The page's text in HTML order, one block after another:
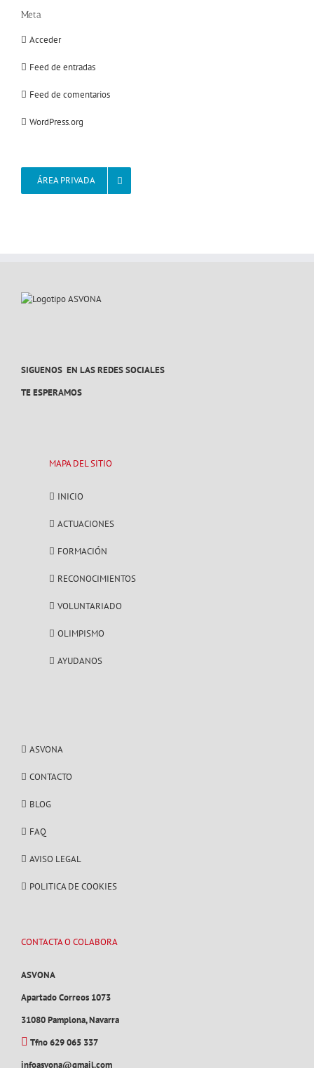
Meta
Acceder
Feed de entradas
Feed de comentarios
WordPress.org
ÁREA PRIVADA
SIGUENOS EN LAS REDES SOCIALES
TE ESPERAMOS
MAPA DEL SITIO
INICIO
ACTUACIONES
FORMACIÓN
RECONOCIMIENTOS
VOLUNTARIADO
OLIMPISMO
AYUDANOS
ASVONA
CONTACTO
BLOG
FAQ
AVISO LEGAL
POLITICA DE COOKIES
CONTACTA O COLABORA
ASVONA
Apartado Correos 1073
31080 Pamplona, Navarra
Tfno 629 065 337
infoasvona@gmail.com